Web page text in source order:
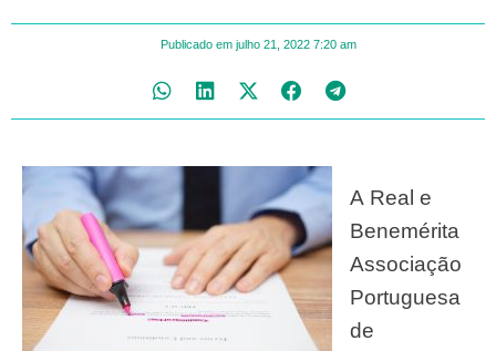
Publicado em julho 21, 2022 7:20 am
A Real e
Benemérita
Associação
Portuguesa
de